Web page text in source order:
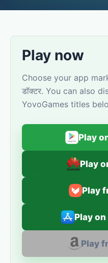
Play now
Choose your app
डॉक्टर. You can also
YovoGames titles
Play
Play
Play
Play
Play